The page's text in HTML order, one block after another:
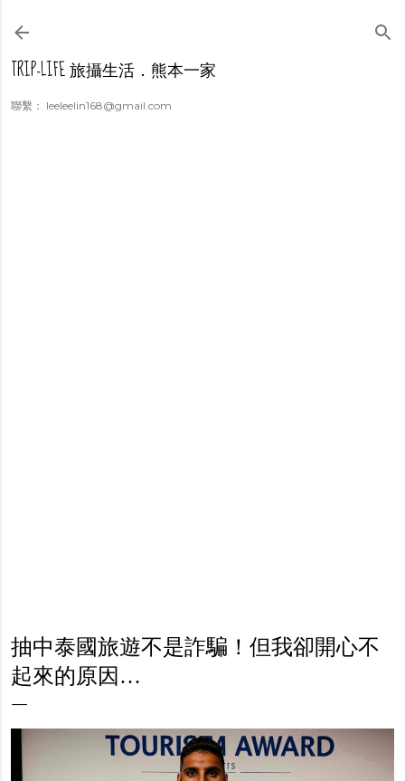
TRIP-LIFE 旅攝生活．熊本一家
聯繫： leeleelin168@gmail.com
抽中泰國旅遊不是詐騙！但我卻開心不
起來的原因…